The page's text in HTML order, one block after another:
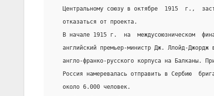
Центральному союзу в октябре  1915  г.,
   отказаться от проекта.
В начале 1915 г.  на  междусоюзническом
английский премьер-министр Дж. Ллойд-Джордж
англо-франко-русского корпуса на Балканы.
Россия намеревалась отправить в Сербию
   около 6.000 человек.